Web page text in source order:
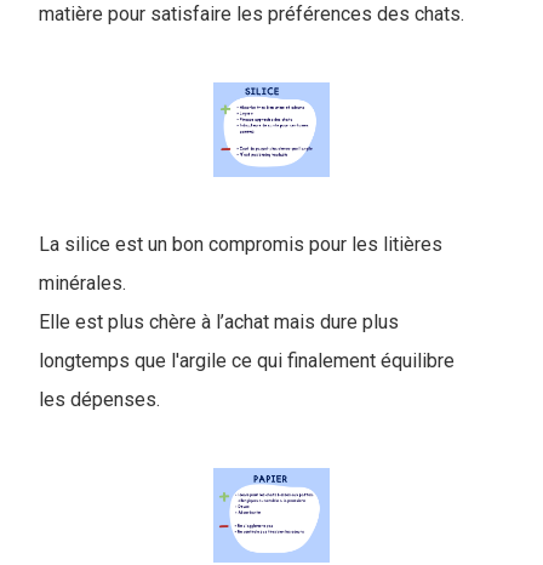
matière pour satisfaire les préférences des chats.
La silice est un bon compromis pour les litières
minérales.
Elle est plus chère à l’achat mais dure plus
longtemps que l'argile ce qui finalement équilibre
les dépenses.